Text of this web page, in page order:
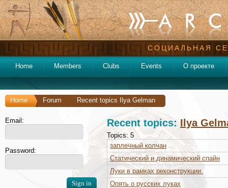
СОЦИАЛЬНАЯ
Home Members Clubs Events О проекте
Home Forum Recent topics Ilya Gelman
Email:
Password:
Recent topics: Ilya
Topics: 5
заплечный колчан
Статический и динамический спайн
Луки в рамках реконструкции.
Опять о русских луках